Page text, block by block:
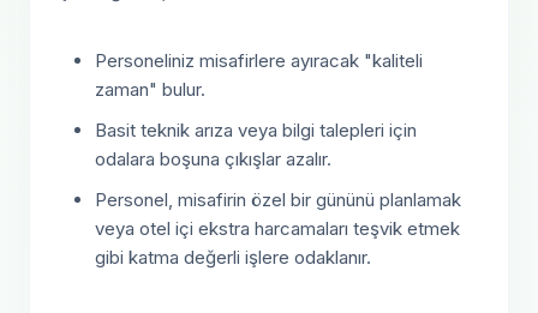
Personeliniz misafirlere ayıracak "kaliteli
zaman" bulur.
Basit teknik arıza veya bilgi talepleri için
odalara boşuna çıkışlar azalır.
Personel, misafirin özel bir gününü planlamak
veya otel içi ekstra harcamaları teşvik etmek
gibi katma değerli işlere odaklanır.